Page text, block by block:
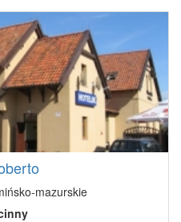
mazurskie